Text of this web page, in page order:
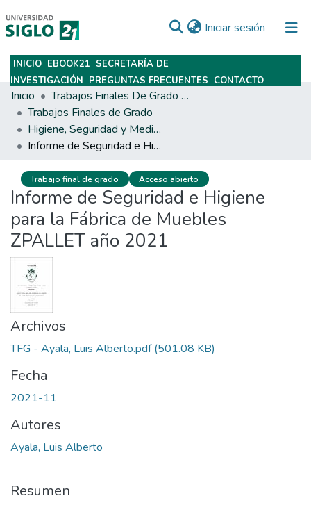
Iniciar sesión (current)
Subir
INICIO EBOOK21 SECRETARÍA DE
INVESTIGACIÓN PREGUNTAS FRECUENTES CONTACTO
Inicio
Trabajos Finales De Grado Y Posgrado
Trabajos Finales de Grado
Higiene, Seguridad y Medio Ambiente del Trabajo
Informe de Seguridad e Higiene para la Fábrica de Muebles ZPALLET año 2021
Trabajo final de grado Acceso abierto
Informe de Seguridad e Higiene
para la Fábrica de Muebles
ZPALLET año 2021
Archivos
TFG - Ayala, Luis Alberto.pdf(501.08 KB)
Fecha
2021-11
Autores
Ayala, Luis Alberto
Resumen